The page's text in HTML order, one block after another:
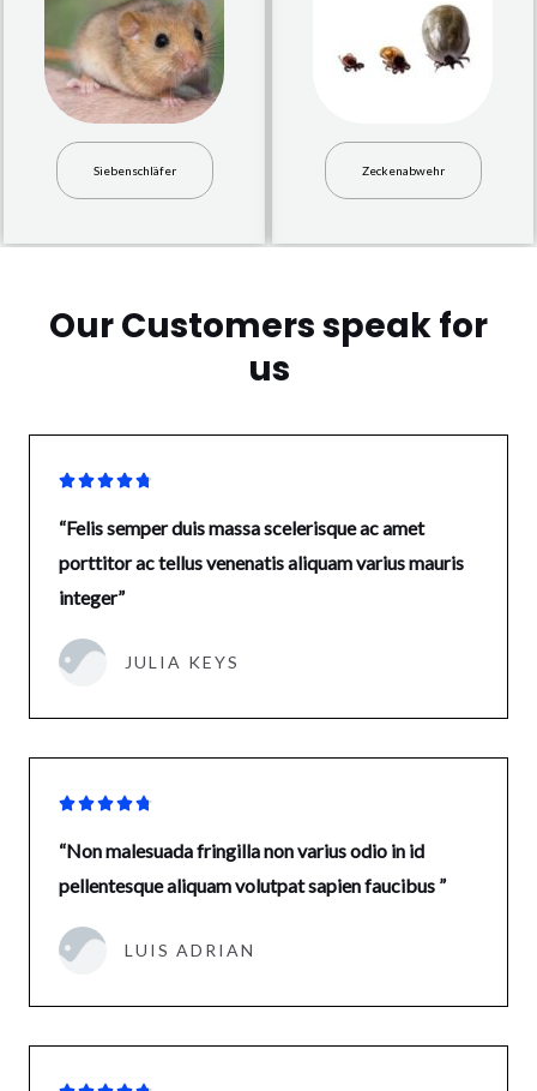
Siebenschläfer Zeckenabwehr
Our Customers speak for
us

“Felis semper duis massa scelerisque ac amet
porttitor ac tellus venenatis aliquam varius mauris
integer”
JULIA KEYS

“Non malesuada fringilla non varius odio in id
pellentesque aliquam volutpat sapien faucibus ”
LUIS ADRIAN